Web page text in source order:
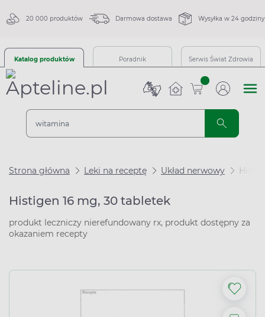
20 000 produktów Darmowa dostawa Wysyłka w 24 godziny
Katalog produktów Poradnik Serwis Świat Zdrowia
sztuk
Strona główna Leki na receptę Układ nerwowy
Histigen 16 mg, 30 tabletek
produkt leczniczy nierefundowany rx, produkt dostępny za
okazaniem recepty